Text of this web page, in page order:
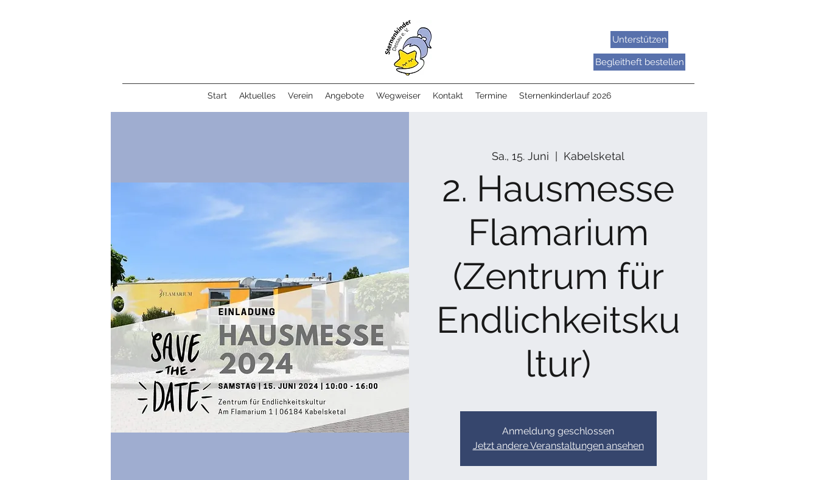
Unterstützen
Begleitheft bestellen
Start Aktuelles Verein Angebote Wegweiser Kontakt Termine Sternenkinderlauf 2026
Sa., 15. Juni Kabelsketal
2. Hausmesse
Flamarium
(Zentrum für
Endlichkeitsku
ltur)
Anmeldung geschlossen
Jetzt andere Veranstaltungen ansehen